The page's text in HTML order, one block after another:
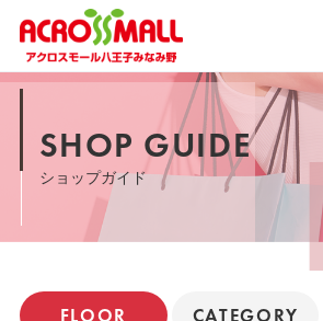
SHOP GUIDE
ショップガイド
FLOOR CATEGORY